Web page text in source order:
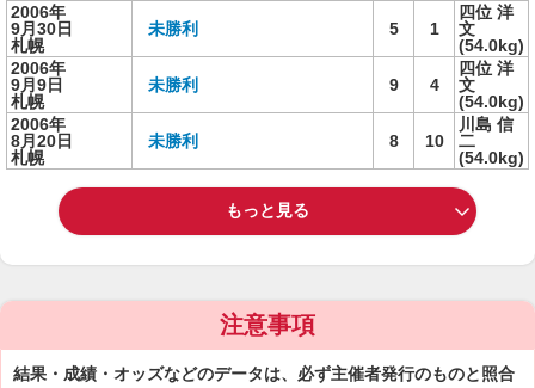
2006年
9月30日
札幌
未勝利 5 1
四位 洋
文
(54.0kg)
2006年
9月9日
札幌
未勝利 9 4
四位 洋
文
(54.0kg)
2006年
8月20日
札幌
未勝利 8 10
川島 信
二
(54.0kg)
もっと見る
注意事項
結果・成績・オッズなどのデータは、必ず主催者発行のものと照合